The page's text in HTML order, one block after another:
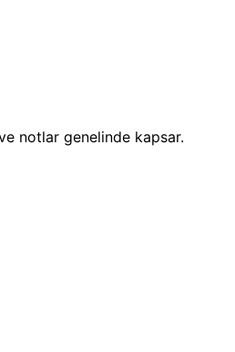
notlar genelinde kapsar.